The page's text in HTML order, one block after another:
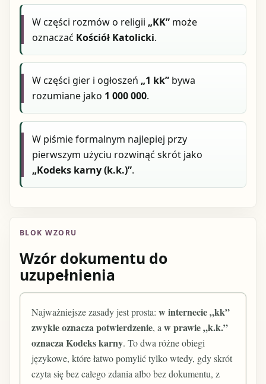
W części rozmów o religii „KK” może
oznaczać Kościół Katolicki.
W części gier i ogłoszeń „1 kk” bywa
rozumiane jako 1 000 000.
W piśmie formalnym najlepiej przy
pierwszym użyciu rozwinąć skrót jako
„Kodeks karny (k.k.)”.
BLOK WZORU
Wzór dokumentu do
uzupełnienia
Najważniejsze zasady jest prosta:w internecie „kk”
zwykle oznacza potwierdzenie, aw prawie „k.k.”
oznacza Kodeks karny. To dwa różne obiegi
językowe, które łatwo pomylić tylko wtedy, gdy skrót
czyta się bez całego zdania albo bez dokumentu, z